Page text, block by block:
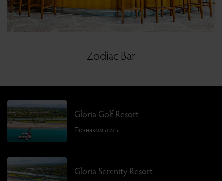
Zodiac Bar
Gloria Golf Resort
Познакомьтесь
Gloria Serenity Resort